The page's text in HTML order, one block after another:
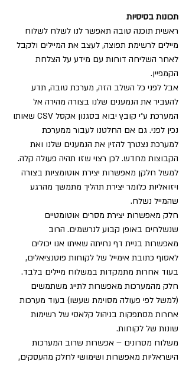
תכונות בסיסיות
ראשית תוכנה טובה תאפשר לנו לשלח לשלוח
מיילים לרשימת תפוצה, לעצב את המיילים ולקבל
לאחר השליחה דוחות עם מידע על הצלחת
הקמפיין.
אבל לפני כל השלב הזה, מערכת טובה, תדע
להעביר את הנמענים שלנו בצורה מהירה אל
המערכת ע״י קובץ יבוא בסגנון אקסל CSV שאותו
נכין לפני. גם אם החלטנו לעבור ממערכת
למערכת נצטרך להזין את הנמענים שלנו ואת
הקבוצות מחדש. לכן רצוי שזו תהיה פעולה קלה.
למשל חלקן מאפשרות יצירת אוטומציות בצורה
ויזואליות כלומר יצירת תהליך מתמשך מהרגע
שהמייל נשלח.
חלק מאפשרות יצירת מסרים אוטומטיים
שנשלחים באופן קבוע לנרשמים. הרוב
מאפשרות בניית דף נחיתה שאיתו אנו יכולים
לאסוף כתובת אימייל של לקוחות פוטנציאלים,
בעוד אחרות מתמקדות במשלוח מיילים בלבד.
חלק מהמערכות מאפשרות לתייג משתמשים
(למשל לפי פעולה מסוימת שעשו) בעוד מערכות
אחרות מסתפקות בניהול קלאסי של רשימות
שונות של לקוחות.
משלוח מסרונים – אפשרות שרוב המערכות
הישראליות מאפשרות ושימושי לחלק מהעסקים,